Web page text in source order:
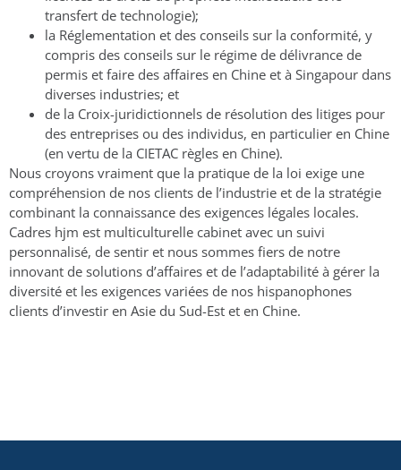
transfert de technologie);
la Réglementation et des conseils sur la conformité, y
compris des conseils sur le régime de délivrance de
permis et faire des affaires en Chine et à Singapour dans
diverses industries; et
de la Croix-juridictionnels de résolution des litiges pour
des entreprises ou des individus, en particulier en Chine
(en vertu de la CIETAC règles en Chine).
Nous croyons vraiment que la pratique de la loi exige une
compréhension de nos clients de l’industrie et de la stratégie
combinant la connaissance des exigences légales locales.
Cadres hjm est multiculturelle cabinet avec un suivi
personnalisé, de sentir et nous sommes fiers de notre
innovant de solutions d’affaires et de l’adaptabilité à gérer la
diversité et les exigences variées de nos hispanophones
clients d’investir en Asie du Sud-Est et en Chine.